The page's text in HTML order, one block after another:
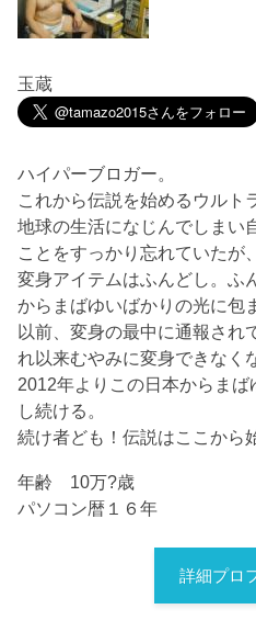
玉蔵
ハイパーブロガー。
これから伝説を始めるウルト
地球の生活になじんでしまい
ことをすっかり忘れていたが
変身アイテムはふんどし。ふ
からまばゆいばかりの光に包
以前、変身の最中に通報され
れ以来むやみに変身できなく
2012年よりこの日本からま
し続ける。
続け者ども！伝説はここから
年齢 10万?歳
パソコン暦１６年
詳細プロ